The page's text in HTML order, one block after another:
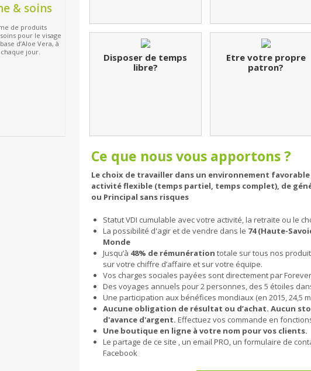
& soins
de produits
pour le visage
d’Aloe Vera, à
jour.
Disposer de temps
libre?
Etre votre propre
patron?
Ce que nous vous apportons ?
Le choix de travailler dans un environnement
activité flexible (temps partiel, temps complet), de
ou Principal sans risques
Statut VDI cumulable avec votre activité, la retraite ou le
La possibilité d'agir et de vendre dans le 74 (Haute-
Monde
Jusqu’à 48% de rémunérationtotale sur tous nos
sur votre chiffre d’affaire et sur votre équipe.
Vos charges sociales payées sont directement par
Des voyages annuels pour 2 personnes, des 5 étoiles
Une participation aux bénéfices mondiaux (en 2015, 24,5
Aucune obligation de résultat ou d’achat. Aucun
d'avance d'argent. Effectuez vos commande en
Une boutique en ligne à votre nom pour vos clients.
Le partage de ce site , un email PRO, un formulaire de
Facebook